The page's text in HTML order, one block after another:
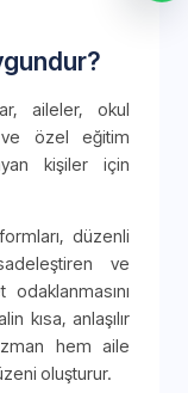
aileler, okul
özel eğitim
kişiler için
düzenli
sadeleştiren ve
kısa, anlaşılır
hem aile
oluşturur.